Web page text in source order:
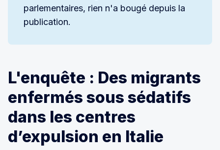
parlementaires, rien n'a bougé depuis la
publication.
L'enquête : Des migrants
enfermés sous sédatifs
dans les centres
d’expulsion en Italie